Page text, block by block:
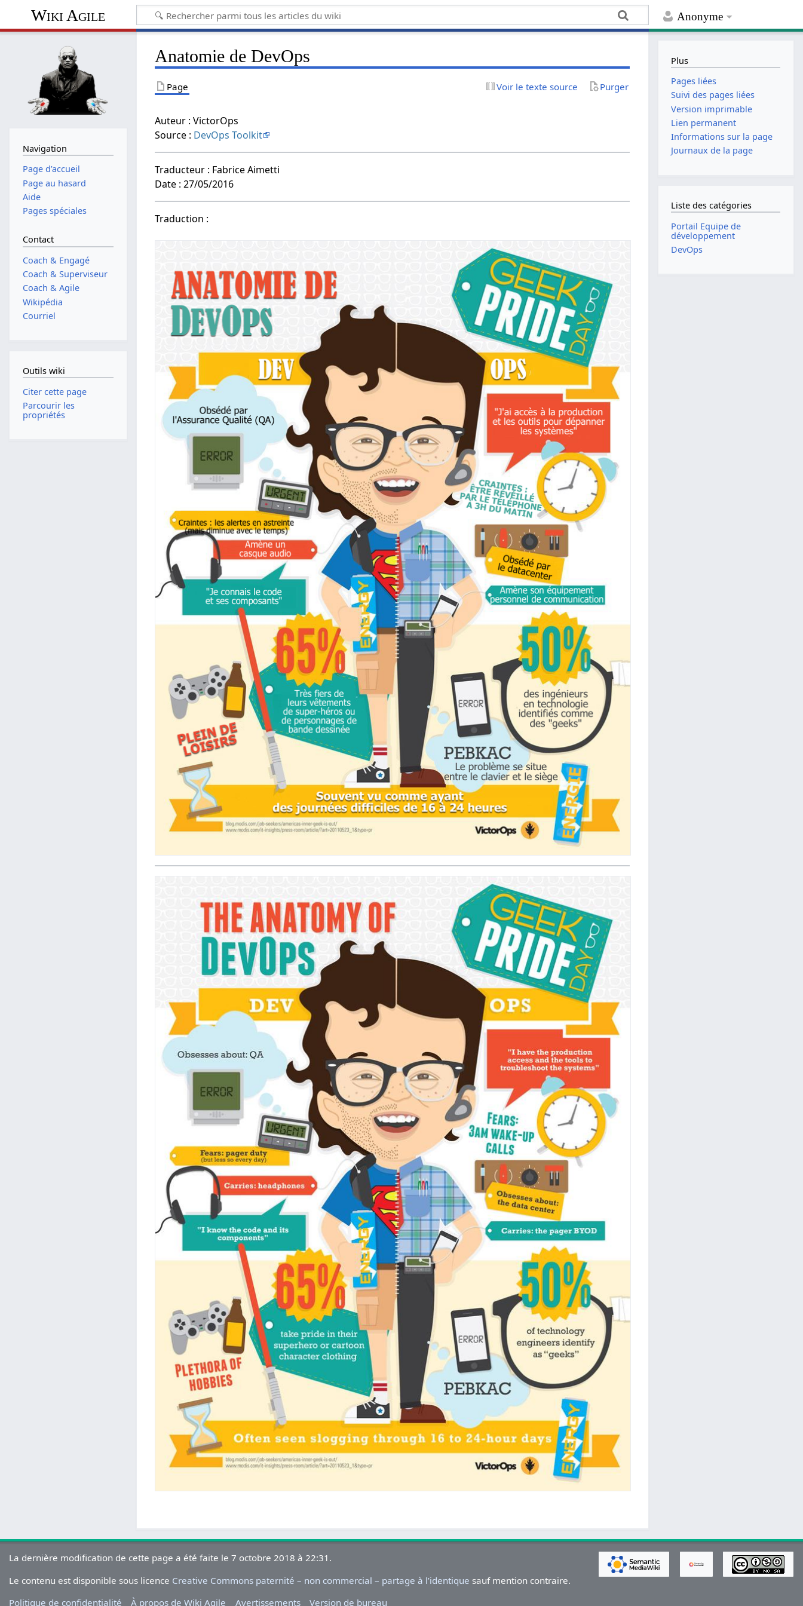
Anonyme
Wiki Agile
Anatomie de DevOps
Page Voir le texte source Purger
Auteur : VictorOps
Source : DevOps Toolkit
Traducteur : Fabrice Aimetti
Date : 27/05/2016
Traduction :
Navigation
Page d’accueil
Page au hasard
Aide
Pages spéciales
Contact
Coach & Engagé
Coach & Superviseur
Coach & Agile
Wikipédia
Courriel
Outils wiki
Citer cette page
Parcourir les
propriétés
Plus
Pages liées
Suivi des pages liées
Version imprimable
Lien permanent
Informations sur la page
Journaux de la page
Liste des catégories
Portail Equipe de
développement
DevOps
La dernière modification de cette page a été faite le 7 octobre 2018 à 22:31.
Le contenu est disponible sous licence Creative Commons paternité – non commercial – partage à l’identique sauf mention contraire.
Politique de confidentialité
À propos de Wiki Agile Avertissements Version de bureau